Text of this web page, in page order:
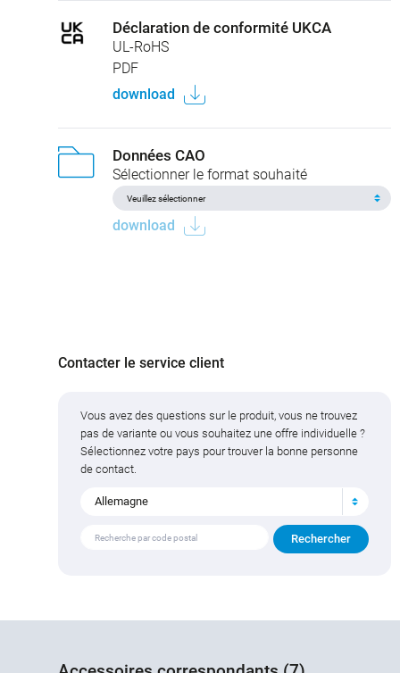
Déclaration de conformité UKCA
UL-RoHS
PDF
download
Données CAO
Sélectionner le format souhaité
download
Contacter le service client
Vous avez des questions sur le produit, vous ne trouvez
pas de variante ou vous souhaitez une offre individuelle ?
Sélectionnez votre pays pour trouver la bonne personne
de contact.
Allemagne